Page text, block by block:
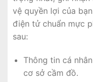
vệ quyền lợi của
điện tử chuẩn mực
sau:
Thông tin cá
cơ sở cầm đồ.